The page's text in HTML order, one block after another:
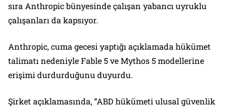
sıra Anthropic bünyesinde çalışan yabancı uyruklu
çalışanları da kapsıyor.
Anthropic, cuma gecesi yaptığı açıklamada hükümet
talimatı nedeniyle Fable 5 ve Mythos 5 modellerine
erişimi durdurduğunu duyurdu.
Şirket açıklamasında, “ABD hükümeti ulusal güvenlik